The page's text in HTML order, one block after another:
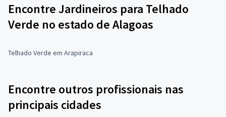
Encontre Jardineiros para Telhado
Verde no estado de Alagoas
Telhado Verde em Arapiraca
Encontre outros profissionais nas
principais cidades